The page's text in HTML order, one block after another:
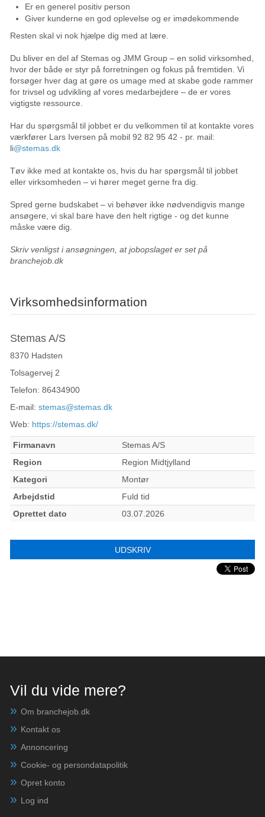
Er en generel positiv person
Giver kunderne en god oplevelse og er imødekommende
Resten skal vi nok hjælpe dig med at lære.
Du bliver en del af Stemas og JMM Group – en solid virksomhed,
hvor der både er styr på forretningen og fokus på fremtiden. Vi
forsøger hver dag at gøre os umage med at skabe gode rammer
for trivsel og udvikling af vores medarbejdere – de er vores
vigtigste ressource.
Har du spørgsmål til jobbet er du velkommen til at kontakte vores
værkfører Lars Iversen på mobil 92 82 95 42 - pr. mail:
li@stemas.dk
Tøv ikke med at kontakte os, hvis du har spørgsmål til jobbet
eller virksomheden – vi hører meget gerne fra dig.
Spred gerne budskabet – vi behøver ikke nødvendigvis mange
ansøgere, vi skal bare have den helt rigtige - og det kunne
måske være dig.
Skriv venligst i ansøgningen, at jobopslaget er set på
branchejob.dk
Virksomhedsinformation
Stemas A/S
8370 Hadsten
Tolsagervej 2
Telefon: 86434900
E-mail: stemas@stemas.dk
Web: https://stemas.dk/
Firmanavn
Stemas A/S
Region
Region Midtjylland
Kategori
Montør
Arbejdstid
Fuld tid
Oprettet dato
03.07.2026
UDSKRIV
Vil du vide mere?
Om branchejob.dk
Kontakt os
Annoncering
Cookie- og persondatapolitik
Opret konto
Log ind